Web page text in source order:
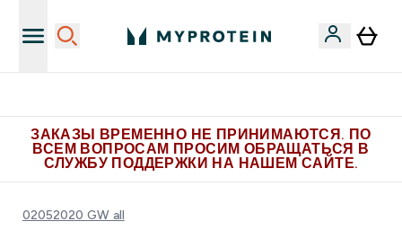
ЗАКАЗЫ ВРЕМЕННО НЕ ПРИНИМАЮТСЯ. ПО
ВСЕМ ВОПРОСАМ ПРОСИМ ОБРАЩАТЬСЯ В
СЛУЖБУ ПОДДЕРЖКИ НА НАШЕМ САЙТЕ.
02052020 GW all